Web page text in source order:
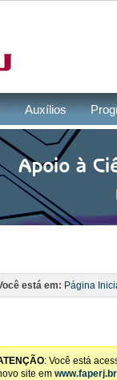
Auxílios
está em: Página
: Você está
site em www.faperj.br